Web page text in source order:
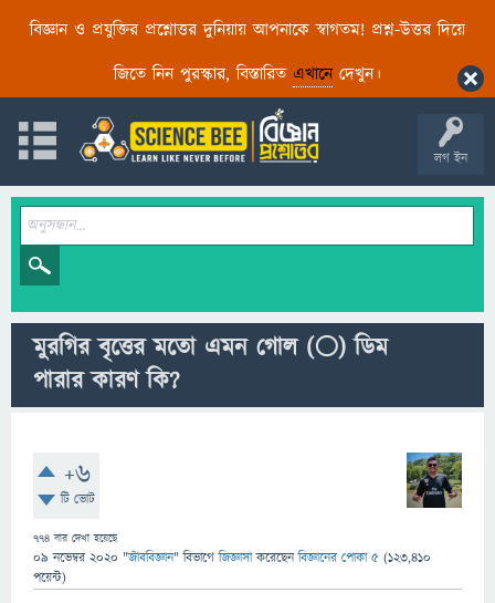
বিজ্ঞান ও প্রযুক্তির প্রশ্নোত্তর দুনিয়ায় আপনাকে স্বাগতম! প্রশ্ন-উত্তর দিয়ে
জিতে নিন পুরস্কার, বিস্তারিত এখানেদেখুন।
লগ ইন
মুরগির বৃত্তের মতো এমন গোল (⚪) ডিম
পারার কারণ কি?
+6
টি ভোট
774 বার দেখা হয়েছে
09 নভেম্বর 2020 "জীববিজ্ঞান" বিভাগে জিজ্ঞাসাকরেছেনবিজ্ঞানের পোকা ৫ (123,410
পয়েন্ট)